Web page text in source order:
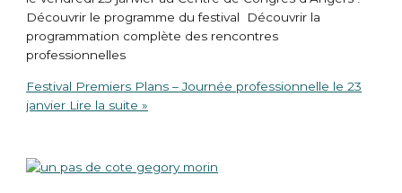
Découvrir le programme du festival Découvrir la
programmation complète des rencontres
professionnelles
Festival Premiers Plans – Journée professionnelle le 23
janvier Lire la suite »